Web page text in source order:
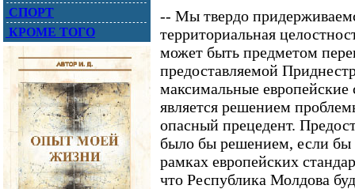
СПОРТ
КРОМЕ ТОГО
-- Мы твердо
территориальная
может быть предметом
предоставляемой
максимальные
является решением
опасный прецедент.
было бы решением, если бы
рамках европейских
что Республика Молдова